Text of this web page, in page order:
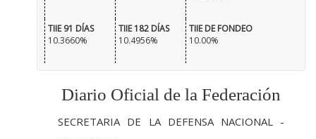
TIIE 91 DÍAS
10.3660%
TIIE 182 DÍAS
10.4956%
TIIE DE FONDEO
10.00%
Diario Oficial de la Federación
SECRETARIA DE LA DEFENSA NACIONAL -